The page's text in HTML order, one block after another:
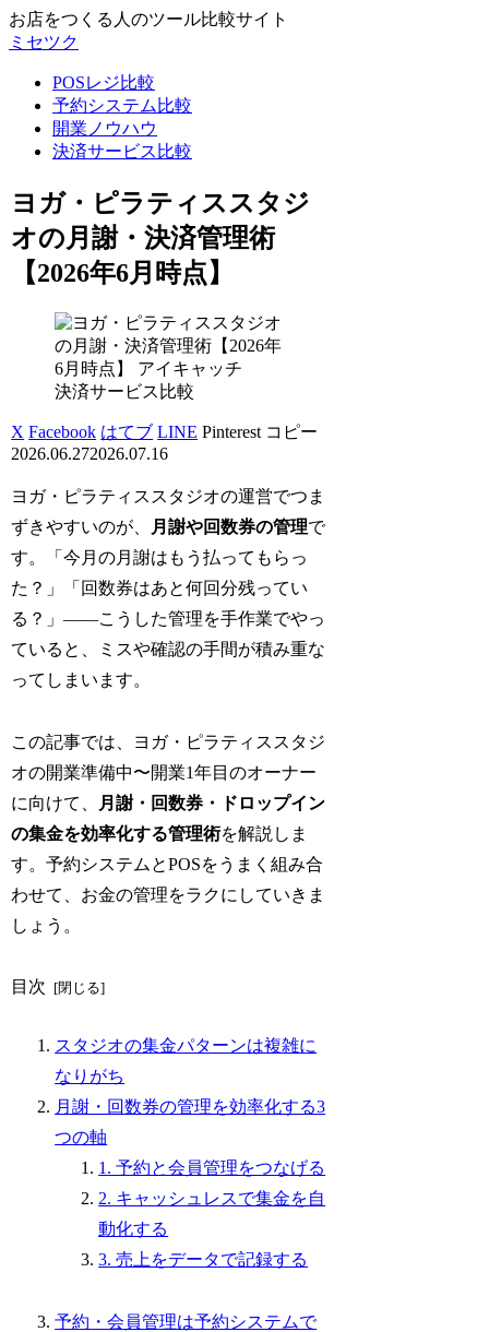
お店をつくる人のツール比較サイト
ミセツク
POSレジ比較
予約システム比較
開業ノウハウ
決済サービス比較
ヨガ・ピラティススタジ
オの月謝・決済管理術
【2026年6月時点】
決済サービス比較
X Facebook はてブ LINE Pinterest コピー
2026.06.272026.07.16
ヨガ・ピラティススタジオの運営でつま
ずきやすいのが、
月謝や回数券の管理で
す。「今月の月謝はもう払ってもらっ
た？」「回数券はあと何回分残ってい
る？」——こうした管理を手作業でやっ
ていると、ミスや確認の手間が積み重な
ってしまいます。
この記事では、ヨガ・ピラティススタジ
オの開業準備中〜開業1年目のオーナー
に向けて、
月謝・回数券・ドロップイン
の集金を効率化する管理術を解説しま
す。予約システムとPOSをうまく組み合
わせて、お金の管理をラクにしていきま
しょう。
目次
スタジオの集金パターンは複雑に
なりがち
月謝・回数券の管理を効率化する3
つの軸
1. 予約と会員管理をつなげる
2. キャッシュレスで集金を自
動化する
3. 売上をデータで記録する
予約・会員管理は予約システムで